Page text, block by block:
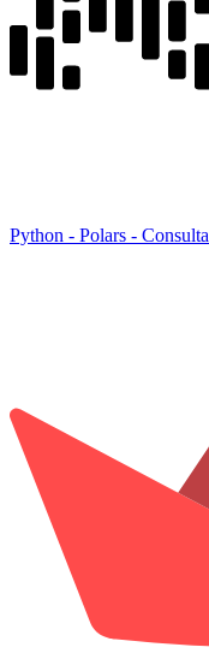
Python - Polars - Consulta